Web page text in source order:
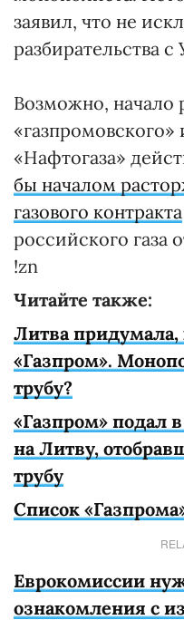
заявил, что не
разбирательства
Возможно, начало
«газпромовского»
«Нафтогаза»
бы началом
газового контракта
российского газа
!zn
Читайте также:
Литва придумала,
«Газпром».
трубу?
«Газпром» подал
на Литву,
трубу
Список
Еврокомиссии
ознакомления с